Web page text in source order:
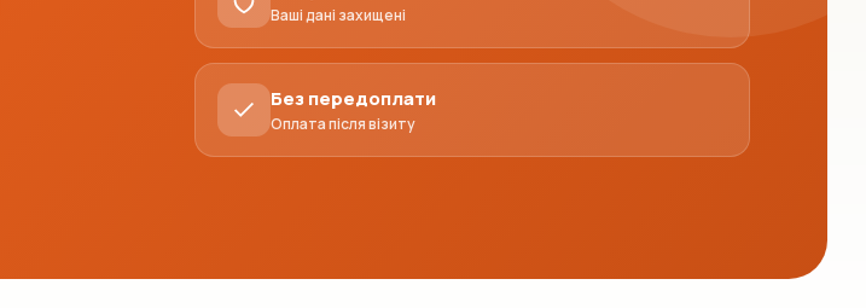
Ваші дані захищені
Без передоплати
Оплата після візиту